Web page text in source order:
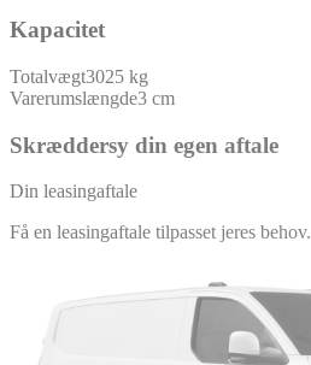
Kapacitet
Totalvægt3025 kg
Varerumslængde3 cm
Skræddersy din egen aftale
Din leasingaftale
Få en leasingaftale tilpasset jeres behov.